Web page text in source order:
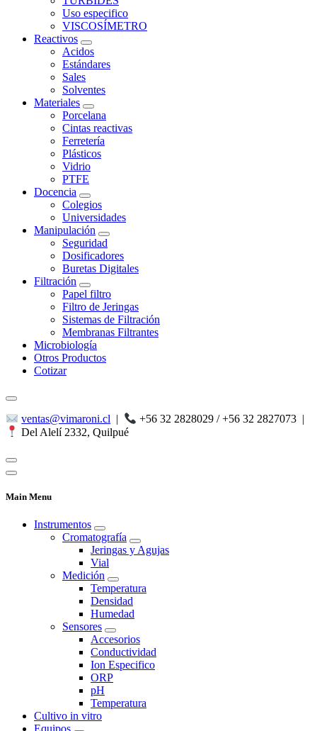
Uso especifico
VISCOSÍMETRO
Reactivos
Acidos
Estándares
Sales
Solventes
Materiales
Porcelana
Cintas reactivas
Ferretería
Plásticos
Vidrio
PTFE
Docencia
Colegios
Universidades
Manipulación
Seguridad
Dosificadores
Buretas Digitales
Filtración
Papel filtro
Filtro de Jeringas
Sistemas de Filtración
Membranas Filtrantes
Microbiología
Otros Productos
Cotizar
ventas@vimaroni.cl | +56 32 2828029 / +56 32 2827073 |
Del Alelí 2332, Quilpué
Main Menu
Instrumentos
Cromatografía
Jeringas y Agujas
Vial
Medición
Temperatura
Densidad
Humedad
Sensores
Accesorios
Conductividad
Ion Especifico
ORP
pH
Temperatura
Cultivo in vitro
Equipos